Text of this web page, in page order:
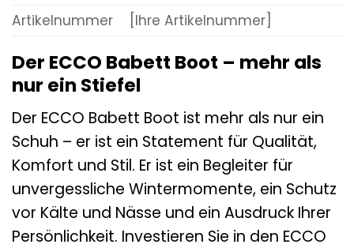
Artikelnummer
[Ihre Artikelnummer]
Der ECCO Babett Boot – mehr als
nur ein Stiefel
Der ECCO Babett Boot ist mehr als nur ein
Schuh – er ist ein Statement für Qualität,
Komfort und Stil. Er ist ein Begleiter für
unvergessliche Wintermomente, ein Schutz
vor Kälte und Nässe und ein Ausdruck Ihrer
Persönlichkeit. Investieren Sie in den ECCO